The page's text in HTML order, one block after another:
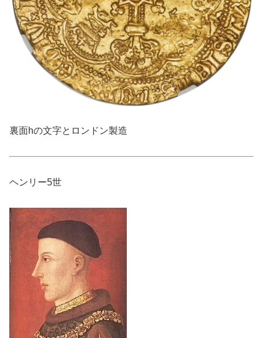
裏面hの文字とロンドン製造
ヘンリー5世